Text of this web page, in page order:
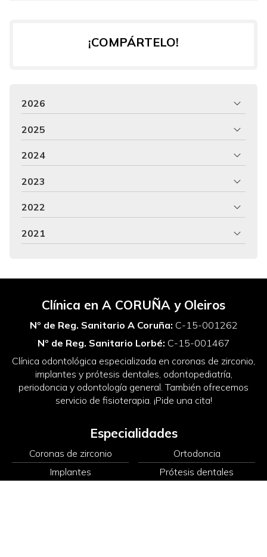
¡COMPÁRTELO!
2026
2025
2024
2023
2022
2021
Clínica en A CORUÑA y Oleiros
Nº de Reg. Sanitario A Coruña: C-15-001262
Nº de Reg. Sanitario Lorbé: C-15-001467
Clínica odontológica especializada en coronas de zirconio,
implantes y prótesis dentales, odontopediatría,
periodoncia y odontología general. También ofrecemos
servicio de fisioterapia. ¡Pide una cita!
Especialidades
Coronas de zirconio
Ortodoncia
Implantes
Prótesis dentales